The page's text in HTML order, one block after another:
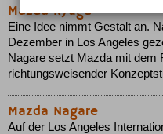
Mazda Ryuga
Eine Idee nimmt Gestalt an.
Dezember in Los Angeles
Nagare setzt Mazda mit dem
richtungsweisender
Mazda Nagare
Auf der Los Angeles